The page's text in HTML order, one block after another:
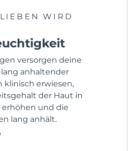
WIRD
versorgen deine
anhaltender
klinisch erwiesen,
der Haut in
erhöhen und die
lang anhält.